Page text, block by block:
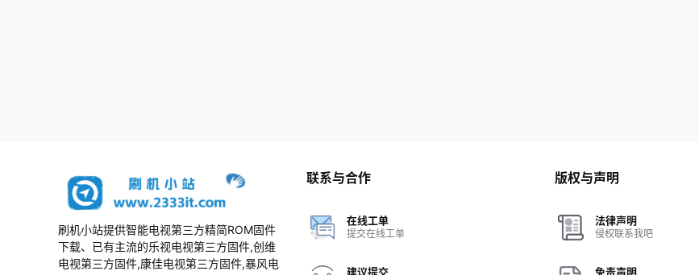
刷机小站提供智能电视第三方精简ROM固件
下载、已有主流的乐视电视第三方固件,创维
电视第三方固件,康佳电视第三方固件,暴风电
联系与合作
在线工单
提交在线工单
建议提交
版权与声明
法律声明
侵权联系我吧
免责声明